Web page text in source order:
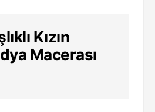
Kızın
Macerası